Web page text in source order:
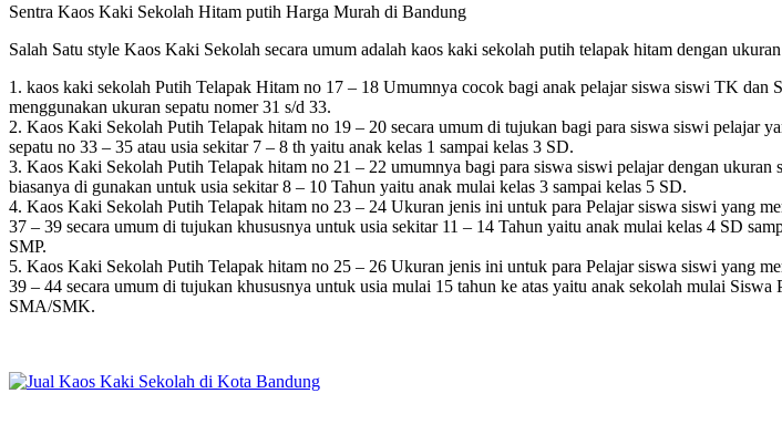
Sentra Kaos Kaki Sekolah Hitam putih Harga Murah di Bandung
Salah Satu style Kaos Kaki Sekolah secara umum adalah kaos kaki sekolah putih telapak hitam dengan
1. kaos kaki sekolah Putih Telapak Hitam no 17 – 18 Umumnya cocok bagi anak pelajar siswa siswi TK dan
menggunakan ukuran sepatu nomer 31 s/d 33.
2. Kaos Kaki Sekolah Putih Telapak hitam no 19 – 20 secara umum di tujukan bagi para siswa siswi pelajar
sepatu no 33 – 35 atau usia sekitar 7 – 8 th yaitu anak kelas 1 sampai kelas 3 SD.
3. Kaos Kaki Sekolah Putih Telapak hitam no 21 – 22 umumnya bagi para siswa siswi pelajar dengan ukuran
biasanya di gunakan untuk usia sekitar 8 – 10 Tahun yaitu anak mulai kelas 3 sampai kelas 5 SD.
4. Kaos Kaki Sekolah Putih Telapak hitam no 23 – 24 Ukuran jenis ini untuk para Pelajar siswa siswi yang
37 – 39 secara umum di tujukan khususnya untuk usia sekitar 11 – 14 Tahun yaitu anak mulai kelas 4 SD
SMP.
5. Kaos Kaki Sekolah Putih Telapak hitam no 25 – 26 Ukuran jenis ini untuk para Pelajar siswa siswi yang
39 – 44 secara umum di tujukan khususnya untuk usia mulai 15 tahun ke atas yaitu anak sekolah mulai Siswa
SMA/SMK.